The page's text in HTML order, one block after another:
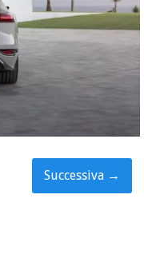
Successiva →